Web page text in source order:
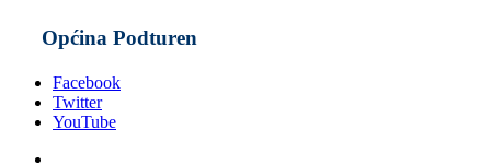
Općina Podturen
Facebook
Twitter
YouTube